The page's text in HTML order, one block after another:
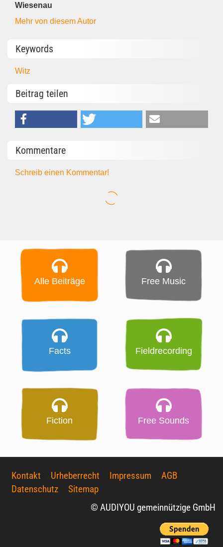
Wiesenau
Mehr von diesem Autor
Keywords
Witz
Beitrag teilen
Kommentare
Schreib einen Kommentar!
Alle Beiträge Free Music
Facts Fieldrecording
Fiction Free Sounds
Kontakt Urheberrecht Impressum
AGB
Datenschutz
Sitemap
© AUDIYOU gemeinnützige GmbH